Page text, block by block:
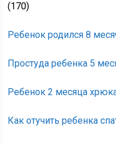
(170)
Ребенок родился 8
Простуда ребенка 5
Ребенок 2 месяца
Как отучить ребенка